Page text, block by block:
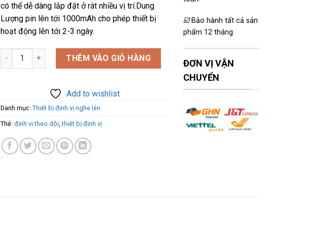
có thể dễ dàng lắp đặt ở rát nhiều vị trí.Dung
Lượng pin lên tới 1000mAh cho phép thiết bị
hoạt động lên tới 2-3 ngày.
Thiết bị định vị GPS không dây X8 chống nước - Có nghe gọi cực tiện lợi số lượng
THÊM VÀO GIỎ HÀNG
Add to wishlist
Danh mục: Thiết bị định vị nghe lén
Thẻ: định vị theo dõi ,thiết bị định vị
☑️ Bảo hành tất cả sản
phẩm 12 tháng
ĐƠN VỊ VẬN
CHUYỂN